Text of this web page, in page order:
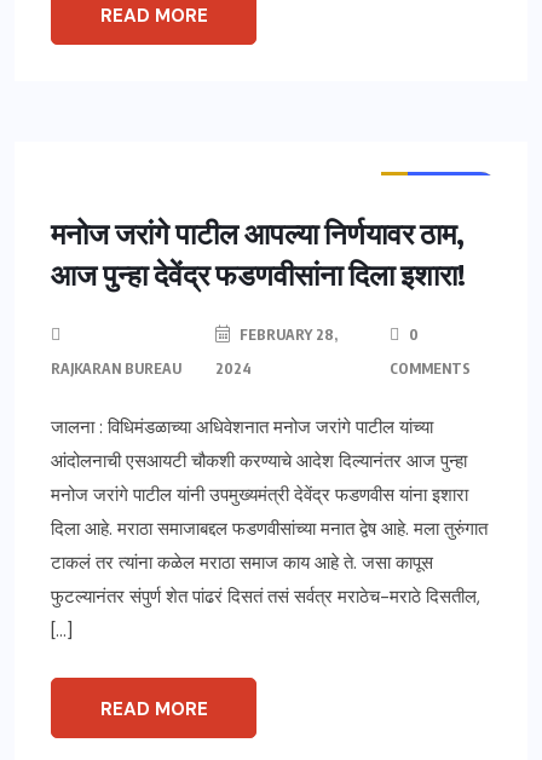
READ MORE
मनोज जरांगे पाटील आपल्या निर्णयावर ठाम,
आज पुन्हा देवेंद्र फडणवीसांना दिला इशारा!
RAJKARAN BUREAU
FEBRUARY 28,
2024
0
COMMENTS
जालना : विधिमंडळाच्या अधिवेशनात मनोज जरांगे पाटील यांच्या
आंदोलनाची एसआयटी चौकशी करण्याचे आदेश दिल्यानंतर आज पुन्हा
मनोज जरांगे पाटील यांनी उपमुख्यमंत्री देवेंद्र फडणवीस यांना इशारा
दिला आहे. मराठा समाजाबद्दल फडणवीसांच्या मनात द्वेष आहे. मला तुरुंगात
टाकलं तर त्यांना कळेल मराठा समाज काय आहे ते. जसा कापूस
फुटल्यानंतर संपुर्ण शेत पांढरं दिसतं तसं सर्वत्र मराठेच-मराठे दिसतील,
[…]
READ MORE